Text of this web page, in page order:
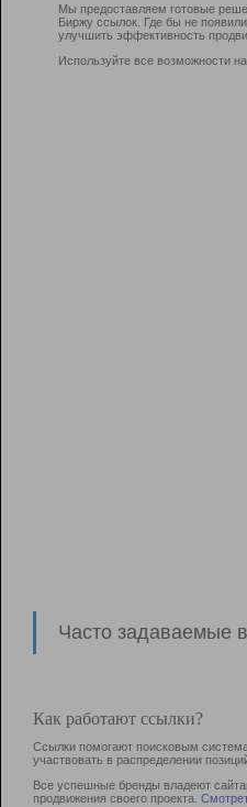
Мы предоставляем готовые
Биржу ссылок. Где бы не
улучшить эффективность
Используйте все возможности
Часто задаваемые
Как работают ссылки?
Ссылки помогают поисковым
участвовать в раcпределении
Все успешные бренды владеют
продвижения своего проекта.